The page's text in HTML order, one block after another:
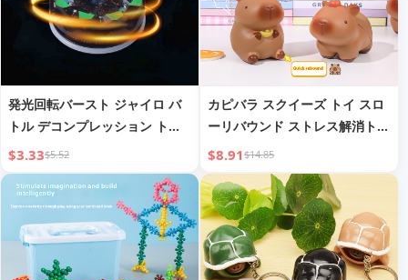
発光回転バースト ジャイロ バ
トル デコンプレッション トイ
子供 男の子
$3.33$5.52
カピバラ スクイーズ トイ スロ
ーリバウンド ストレス解消トイ
ストレス解消アーティファクト
$8.91$14.85